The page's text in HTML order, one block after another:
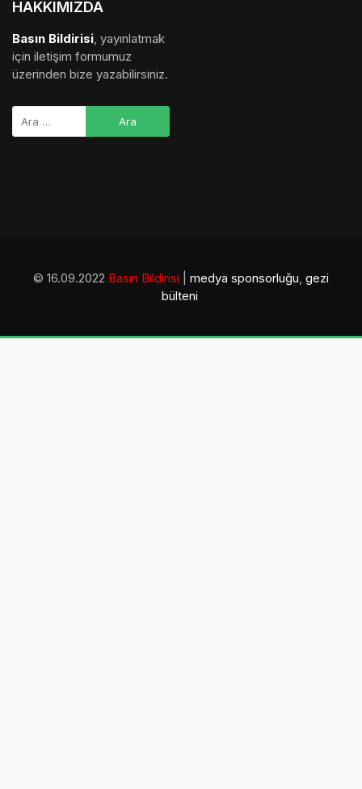
HAKKIMIZDA
Basın Bildirisi, yayınlatmak
için iletişim formumuz
üzerinden bize yazabilirsiniz.
© 16.09.2022 Basın Bildirisi medya sponsorluğu, gezi
bülteni